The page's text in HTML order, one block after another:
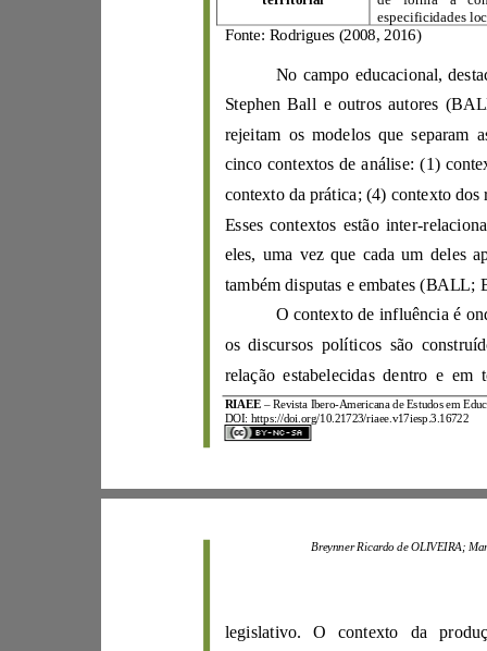
RIAEE – Revista Ibero-A mericana de Estudos emE
DOI: https://d oi.org/10.21723/riaee.v17iesp.3.16722
Fonte: Rodrigues (2008, 2016)
No campo educaciona
Stephen B all e outros autores (
cinco con
textos de análise:
cont ex to
Esses contextos estão inter-
eles, uma vez que cada um
também disputas e embates ( BALL;
os disc ursos políticos são const
B reynner Ricardo de OLIVEIRA;